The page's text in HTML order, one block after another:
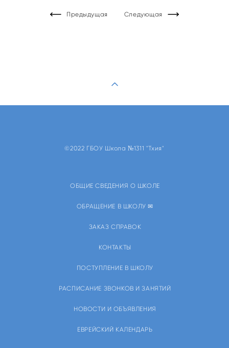
Предыдущая Следующая
©2022 ГБОУ Школа №1311 "Тхия"
ОБЩИЕ СВЕДЕНИЯ О ШКОЛЕ
ОБРАЩЕНИЕ В ШКОЛУ ✉
ЗАКАЗ СПРАВОК
КОНТАКТЫ
ПОСТУПЛЕНИЕ В ШКОЛУ
РАСПИСАНИЕ ЗВОНКОВ И ЗАНЯТИЙ
НОВОСТИ И ОБЪЯВЛЕНИЯ
ЕВРЕЙСКИЙ КАЛЕНДАРЬ